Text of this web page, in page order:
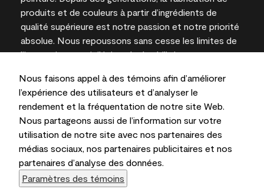
Nous faisons appel à des témoins afin d’améliorer
l’expérience des utilisateurs et d’analyser le
rendement et la fréquentation de notre site Web.
Nous partageons aussi de l’information sur votre
utilisation de notre site avec nos partenaires des
médias sociaux, nos partenaires publicitaires et nos
partenaires d’analyse des données.
Paramètres des témoins
produits et de couleurs à partir d’ingrédients de
qualité supérieure est notre passion et notre priorité
absolue. Nous repoussons sans cesse les limites de
l’innovation et privilégions la durabilité pour
l’expertise locale.
Les couleurs représentées à l’écran et sur les
documents imprimés peuvent différer des couleurs
en contenant.